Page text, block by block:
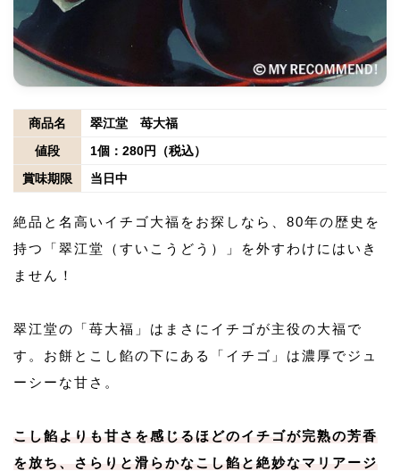
商品名
翠江堂 苺大福
値段
1個：280円（税込）
賞味期限
当日中
絶品と名高いイチゴ大福をお探しなら、80年の歴史を
持つ「翠江堂（すいこうどう）」を外すわけにはいき
ません！
翠江堂の「苺大福」はまさにイチゴが主役の大福で
す。お餅とこし餡の下にある「イチゴ」は濃厚でジュ
ーシーな甘さ。
こし餡よりも甘さを感じるほどのイチゴが完熟の芳香
を放ち、さらりと滑らかなこし餡と絶妙なマリアージ